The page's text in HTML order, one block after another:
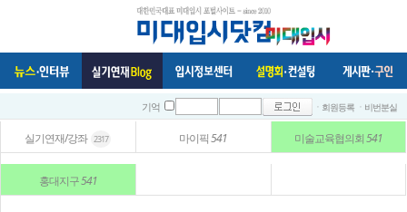
기억 ㆍ회원등록 ㆍ비번분실
실기연재/강좌 2317 마이픽541 미술교육협의회541
홍대지구541